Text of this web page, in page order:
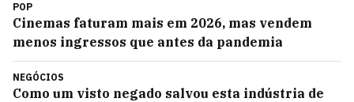
POP
Cinemas faturam mais em 2026, mas vendem
menos ingressos que antes da pandemia
NEGÓCIOS
Como um visto negado salvou esta indústria de